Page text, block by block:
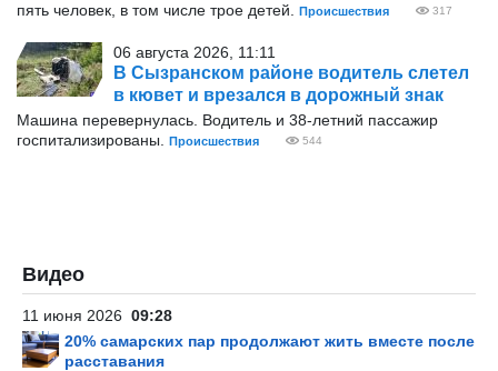
пять человек, в том числе трое детей.
Происшествия 317
06 августа 2026, 11:11
В Сызранском районе водитель слетел
в кювет и врезался в дорожный знак
Машина перевернулась. Водитель и 38-летний пассажир
госпитализированы.
Происшествия 544
Видео
11 июня 2026 09:28
20% самарских пар продолжают жить вместе после
расставания